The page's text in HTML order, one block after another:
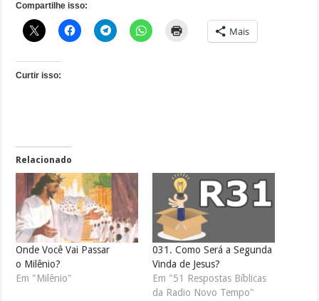
Compartilhe isso:
Mais
Curtir isso:
Relacionado
Onde Você Vai Passar
o Milênio?
Em "Milênio"
031. Como Será a Segunda
Vinda de Jesus?
Em "51 Respostas Bíblicas
da Radio Novo Tempo"